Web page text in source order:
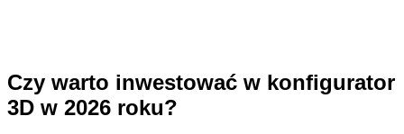
Czy warto inwestować w konfigurator
3D w 2026 roku?